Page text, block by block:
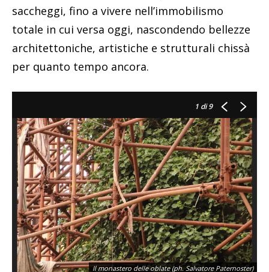
saccheggi, fino a vivere nell’immobilismo
totale in cui versa oggi, nascondendo bellezze
architettoniche, artistiche e strutturali chissà
per quanto tempo ancora.
1 di 9
Il monastero delle oblate (ph. Salvatore Paternoster)